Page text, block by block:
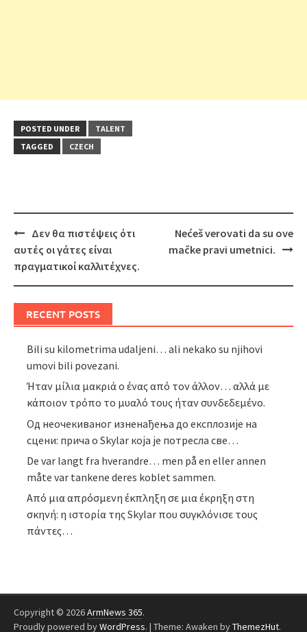
POSTED UNDER
TALENT
TAGGED
CZECH
Post
navigation
Δεν θα πιστέψεις ότι
αυτές οι γάτες είναι
πραγματικοί καλλιτέχνες.
Nećeš verovati da su ove
mačke pravi umetnici.
RECENT POSTS
Bili su kilometrima udaljeni… ali nekako su njihovi
umovi bili povezani.
Ήταν μίλια μακριά ο ένας από τον άλλον… αλλά με
κάποιον τρόπο το μυαλό τους ήταν συνδεδεμένο.
Од неочекиваног изненађења до експлозије на
сцени: прича о Skylar која је потресла све…
De var langt fra hverandre… men på en eller annen
måte var tankene deres koblet sammen.
Από μια απρόσμενη έκπληξη σε μια έκρηξη στη
σκηνή: η ιστορία της Skylar που συγκλόνισε τους
πάντες…
Copyright © 2026ArmNews 365.
Proudly powered byWordPress. | Theme: Awaken byThemezHut.